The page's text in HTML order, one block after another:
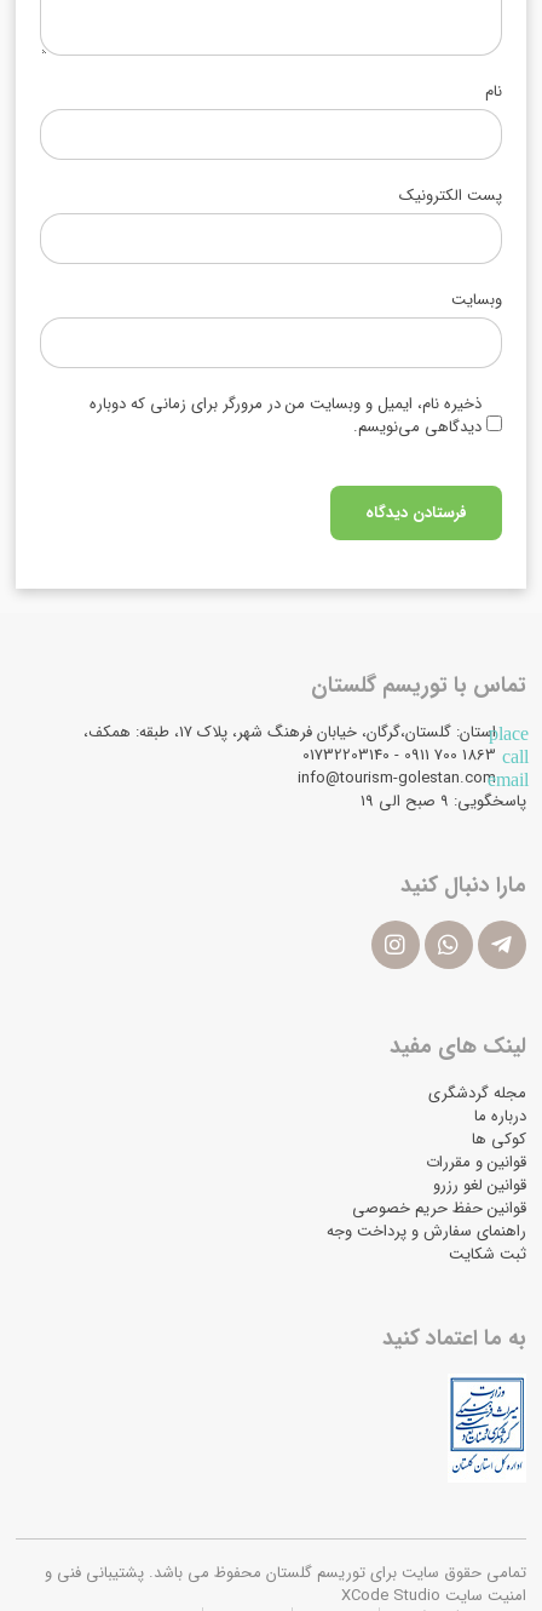
نام
پست الکترونیک
وبسایت
ذخیره نام، ایمیل و وبسایت من در مرورگر برای زمانی که دوباره
دیدگاهی می‌نویسم.
تماس با توریسم گلستان
placeاستان: گلستان،گرگان، خیابان فرهنگ شهر، پلاک 17، طبقه: همکف،
call
email
info@tourism-golestan.com
پاسخگویی: ۹ صبح الی 19
مارا دنبال کنید
لینک های مفید
مجله گردشگری
درباره ما
کوکی ها
قوانین و مقررات
قوانین لغو رزرو
قوانین حفظ حریم خصوصی
راهنمای سفارش و پرداخت وجه
ثبت شکایت
به ما اعتماد کنید
تمامی حقوق سایت برای توریسم گلستان محفوظ می باشد. پشتیبانی فنی و
امنیت سایت XCode Studio